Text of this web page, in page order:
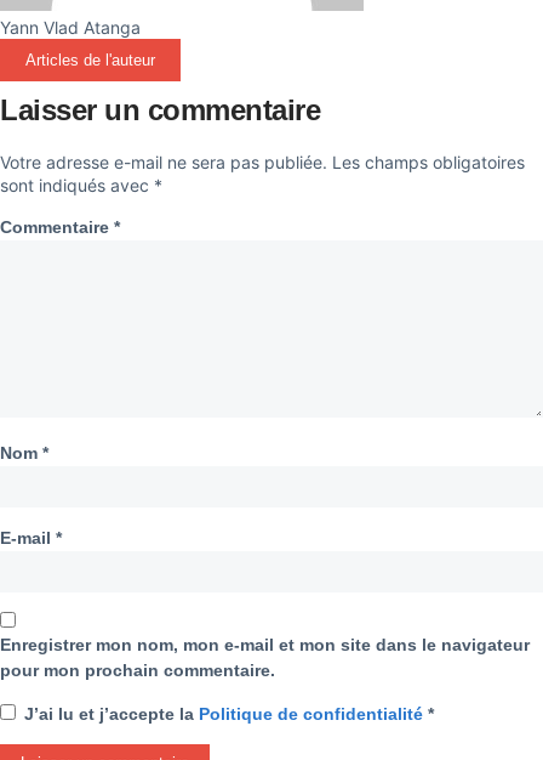
Yann Vlad Atanga
Articles de l'auteur
Laisser un commentaire
Votre adresse e-mail ne sera pas publiée. Les champs obligatoires
sont indiqués avec *
Commentaire *
Nom *
E-mail *
Enregistrer mon nom, mon e-mail et mon site dans le navigateur
pour mon prochain commentaire.
J’ai lu et j’accepte la Politique de confidentialité *